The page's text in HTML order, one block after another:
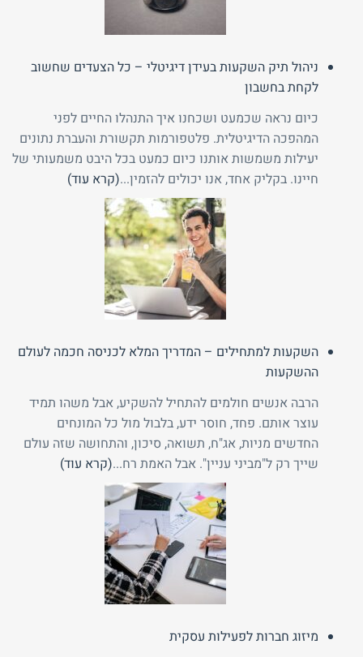
ניהול תיק השקעות בעידן דיגיטלי – כל הצעדים שחשוב
לקחת בחשבון
כיום נראה שכמעט ושכחנו איך התנהלו החיים לפני
המהפכה הדיגיטלית. פלטפורמות תקשורת והעברת נתונים
יעילות משמשות אותנו כיום כמעט בכל היבט משמעותי של
חיינו. בקליק אחד, אנו יכולים להזמין...(קרא עוד)
השקעות למתחילים – המדריך המלא לכניסה חכמה לעולם
ההשקעות
הרבה אנשים חולמים להתחיל להשקיע, אבל משהו תמיד
עוצר אותם. פחד, חוסר ידע, בלבול מול כל המונחים
החדשים מניות, אג"ח, תשואה, סיכון, והתחושה שזה עולם
שייך רק ל"מביני עניין". אבל האמת רח...(קרא עוד)
מיזוג חברות לפעילות עסקית